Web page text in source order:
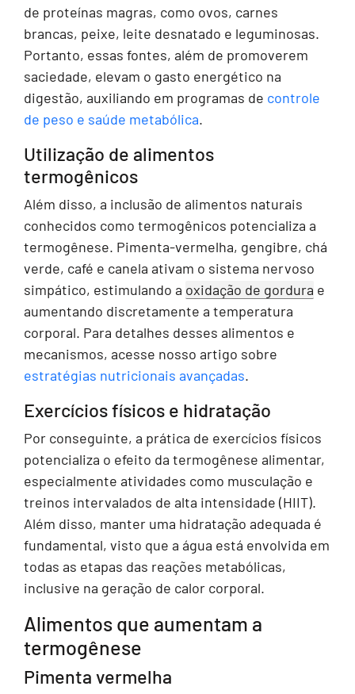
de proteínas magras, como ovos, carnes
brancas, peixe, leite desnatado e leguminosas.
Portanto, essas fontes, além de promoverem
saciedade, elevam o gasto energético na
digestão, auxiliando em programas de controle
de peso e saúde metabólica.
Utilização de alimentos
termogênicos
Além disso, a inclusão de alimentos naturais
conhecidos como termogênicos potencializa a
termogênese. Pimenta-vermelha, gengibre, chá
verde, café e canela ativam o sistema nervoso
simpático, estimulando a oxidação de gordura e
aumentando discretamente a temperatura
corporal. Para detalhes desses alimentos e
mecanismos, acesse nosso artigo sobre
estratégias nutricionais avançadas.
Exercícios físicos e hidratação
Por conseguinte, a prática de exercícios físicos
potencializa o efeito da termogênese alimentar,
especialmente atividades como musculação e
treinos intervalados de alta intensidade (HIIT).
Além disso, manter uma hidratação adequada é
fundamental, visto que a água está envolvida em
todas as etapas das reações metabólicas,
inclusive na geração de calor corporal.
Alimentos que aumentam a
termogênese
Pimenta vermelha